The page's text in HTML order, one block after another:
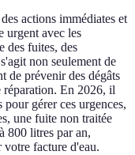
actions immédiates et
urgent avec les
des fuites, des
non seulement de
de prévenir des dégâts
réparation. En 2026, il
pour gérer ces urgences,
une fuite non traitée
800 litres par an,
votre facture d'eau.